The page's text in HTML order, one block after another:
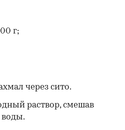
г;
через сито.
раствор, смешав
воды.